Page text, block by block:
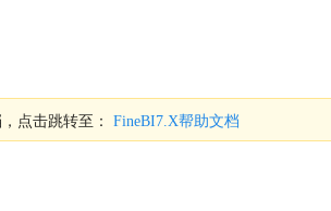
点击跳转至： FineBI7.X帮助文档